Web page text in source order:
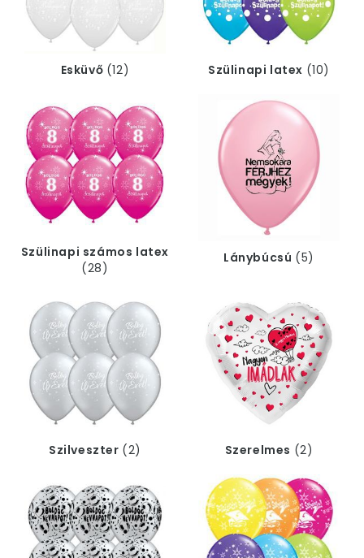
Esküvő (12) Szülinapi latex (10)
Szülinapi számos latex
(28)
Lánybúcsú (5)
Szilveszter (2) Szerelmes (2)